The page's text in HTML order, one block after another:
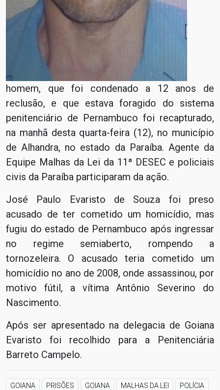
homem, que foi condenado a 12 anos de
reclusão, e que estava foragido do sistema
penitenciário de Pernambuco foi recapturado,
na manhã desta quarta-feira (12), no município
de Alhandra, no estado da Paraíba. Agente da
Equipe Malhas da Lei da 11ª DESEC e policiais
civis da Paraíba participaram da ação.
José Paulo Evaristo de Souza foi preso
acusado de ter cometido um homicídio, mas
fugiu do estado de Pernambuco após ingressar
no regime semiaberto, rompendo a
tornozeleira. O acusado teria cometido um
homicídio no ano de 2008, onde assassinou, por
motivo fútil, a vítima Antônio Severino do
Nascimento.
Após ser apresentado na delegacia de Goiana
Evaristo foi recolhido para a Penitenciária
Barreto Campelo.
GOIANA PRISÕES GOIANA MALHAS DA LEI POLÍCIA